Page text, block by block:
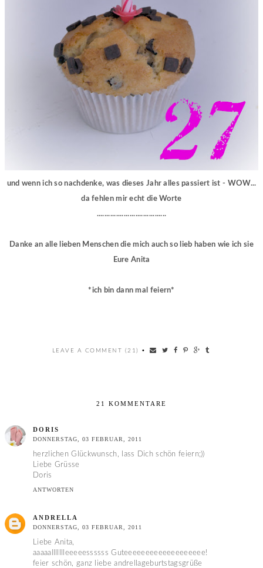
und wenn ich so nachdenke, was dieses Jahr alles passiert ist - WOW...
da fehlen mir echt die Worte
....................................
Danke an alle lieben Menschen die mich auch so lieb haben wie ich sie
Eure Anita
*ich bin dann mal feiern*
LEAVE A COMMENT (21) •
21 KOMMENTARE
DORIS
DONNERSTAG, 03 FEBRUAR, 2011
herzlichen Glückwunsch, lass Dich schön feiern;))
Liebe Grüsse
Doris
ANTWORTEN
ANDRELLA
DONNERSTAG, 03 FEBRUAR, 2011
Liebe Anita,
aaaaallllllleeeeessssss Guteeeeeeeeeeeeeeeeeee!
feier schön, ganz liebe andrellageburtstagsgrüße